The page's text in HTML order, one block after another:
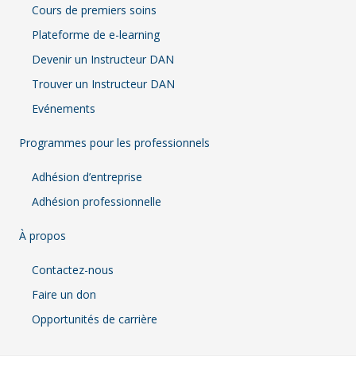
Cours de premiers soins
Plateforme de e-learning
Devenir un Instructeur DAN
Trouver un Instructeur DAN
Evénements
Programmes pour les professionnels
Adhésion d’entreprise
Adhésion professionnelle
À propos
Contactez-nous
Faire un don
Opportunités de carrière